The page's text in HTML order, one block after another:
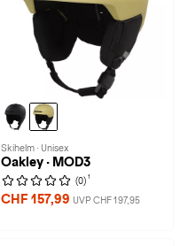
Skihelm · Unisex
Oakley · MOD3
(0) 1
CHF 157,99 UVP CHF 197,95